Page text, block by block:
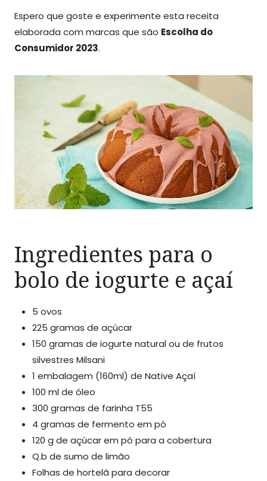
Espero que goste e experimente esta receita
elaborada com marcas que são Escolha do
Consumidor 2023.
Ingredientes para o
bolo de iogurte e açaí
5 ovos
225 gramas de açúcar
150 gramas de iogurte natural ou de frutos
silvestres Milsani
1 embalagem (160ml) de Native Açaí
100 ml de óleo
300 gramas de farinha T55
4 gramas de fermento em pó
120 g de açúcar em pó para a cobertura
Q.b de sumo de limão
Folhas de hortelã para decorar